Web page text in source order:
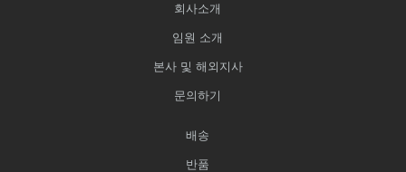
회사소개
임원 소개
본사 및 해외지사
문의하기
배송
반품